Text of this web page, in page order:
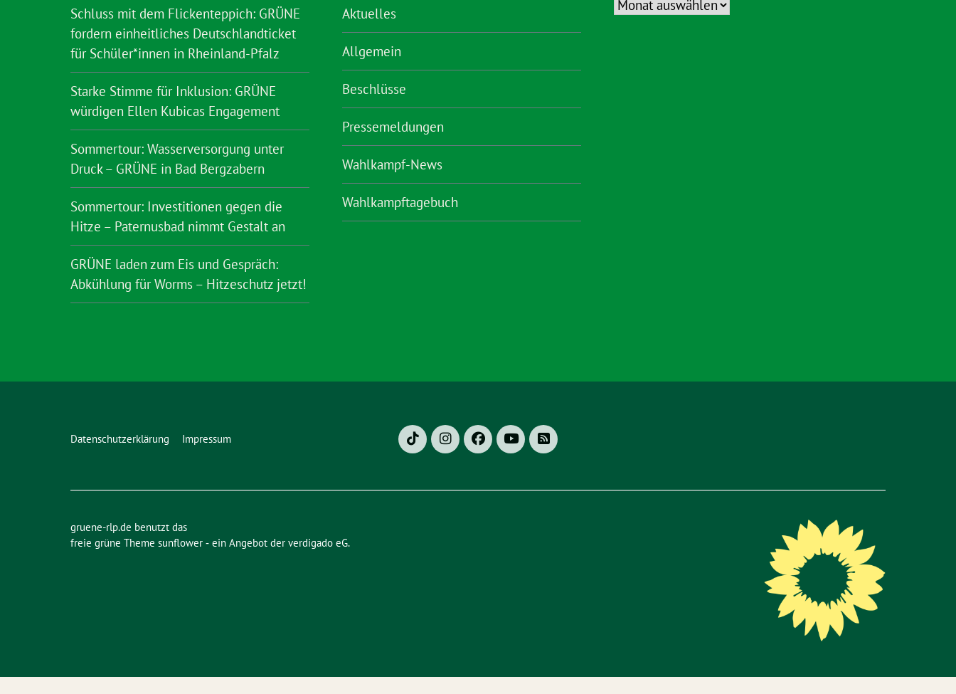
Schluss mit dem Flickenteppich: GRÜNE
fordern einheitliches Deutschlandticket
für Schüler*innen in Rheinland-Pfalz
Starke Stimme für Inklusion: GRÜNE
würdigen Ellen Kubicas Engagement
Sommertour: Wasserversorgung unter
Druck – GRÜNE in Bad Bergzabern
Sommertour: Investitionen gegen die
Hitze – Paternusbad nimmt Gestalt an
GRÜNE laden zum Eis und Gespräch:
Abkühlung für Worms – Hitzeschutz jetzt!
Aktuelles
Allgemein
Beschlüsse
Pressemeldungen
Wahlkampf-News
Wahlkampftagebuch
Datenschutzerklärung Impressum
gruene-rlp.de benutzt das
freie grüne Theme sunflower ‐ ein Angebot der verdigado eG.